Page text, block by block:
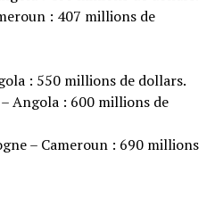
: 407 millions de
: 550 millions de dollars.
Angola : 600 millions de
– Cameroun : 690 millions